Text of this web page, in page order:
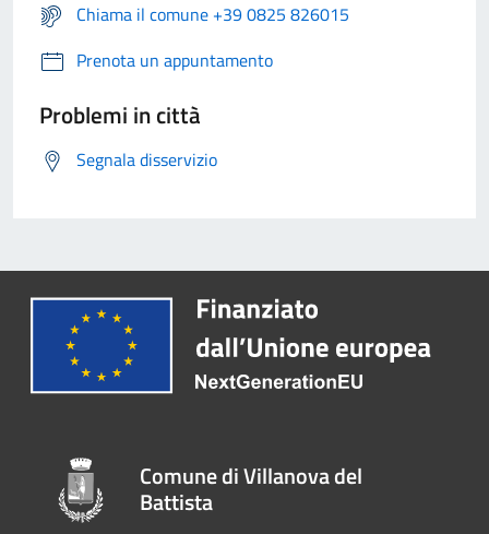
Chiama il comune +39 0825 826015
Prenota un appuntamento
Problemi in città
Segnala disservizio
Comune di Villanova del
Battista